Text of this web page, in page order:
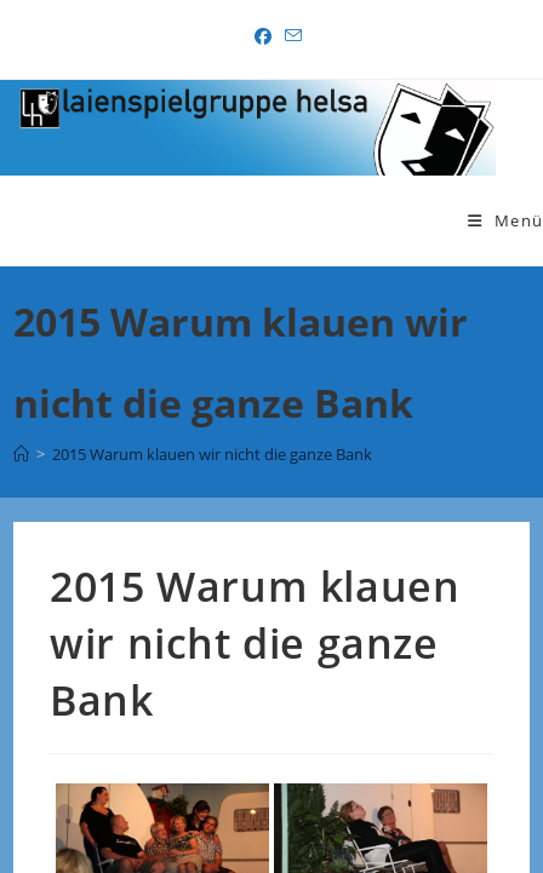
springen
Menü
2015 Warum klauen wir
nicht die ganze Bank
> 2015 Warum klauen wir nicht die ganze Bank
2015 Warum klauen
wir nicht die ganze
Bank